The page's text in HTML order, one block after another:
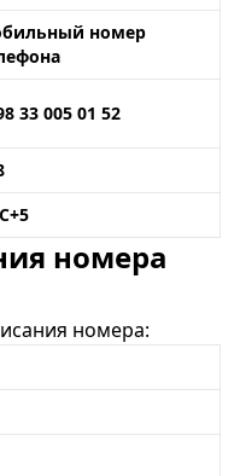
номер
33 005 01 52
номера
номера: